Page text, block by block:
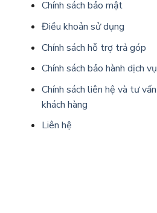
Chính sách bảo mật
Điều khoản sử dụng
Chính sách hỗ trợ trả góp
Chính sách bảo hành dịch vụ
Chính sách liên hệ và tư vấn
khách hàng
Liên hệ